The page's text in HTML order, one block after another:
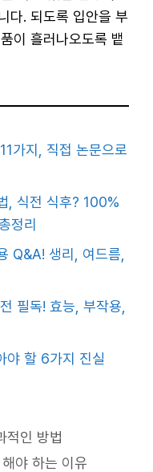
다. 되도록 입안을 부
이 흘러나오도록 뱉
가지, 직접 논문으로
, 식전 식후? 100%
정리
Q&A! 생리, 여드름,
필독! 효능, 부작용,
야 할 6가지 진실
적인 방법
야 하는 이유